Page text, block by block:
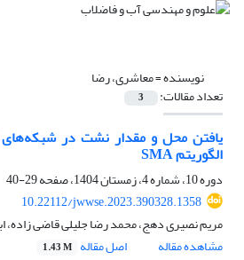
نویسنده =معاشری، رضا
تعداد مقالات: 3
یافتن محل و مقدار نشت در شبکه‌های
الگوریتم SMA
دوره 10، شماره 4، زمستان 1404، صفحه
29-40
10.22112/jwwse.2023.390328.1358
مریم نصیری دهج، محمد رضا جلیلی قاضی زاده،
مشاهده مقاله
اصل مقاله 1.43 M